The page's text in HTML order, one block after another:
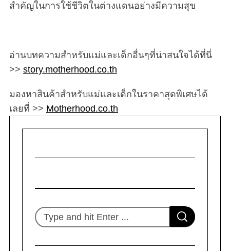
สำคัญในการใช้ชีวิตในต่างแดนอย่างมีความสุข
อ่านบทความสำหรับแม่และเด็กอื่นๆที่น่าสนใจได้ที่นี่
>> story.motherhood.co.th
มองหาสินค้าสำหรับแม่และเด็กในราคาสุดพิเศษได้
เลยที่ >> Motherhood.co.th
S
e
S
E
C